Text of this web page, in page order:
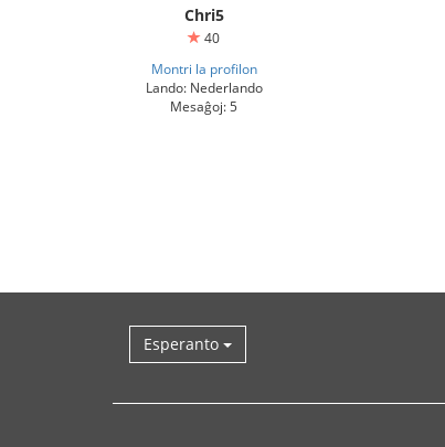
Chri5
40
Montri la profilon
Lando: Nederlando
Mesaĝoj: 5
Esperanto